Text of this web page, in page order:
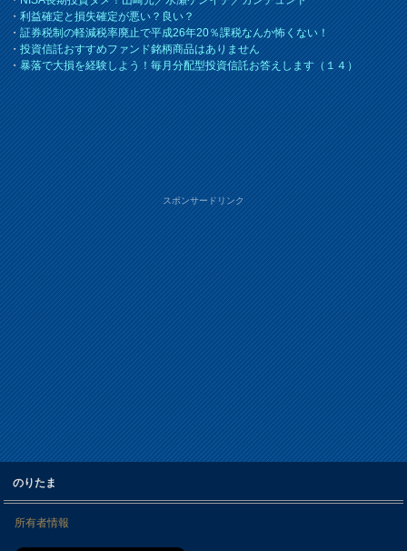
・利益確定と損失確定が悪い？良い？
・証券税制の軽減税率廃止で平成26年20％課税なんか怖くない！
・投資信託おすすめファンド銘柄商品はありません
・暴落で大損を経験しよう！毎月分配型投資信託お答えします（１４）
スポンサードリンク
のりたま
所有者情報